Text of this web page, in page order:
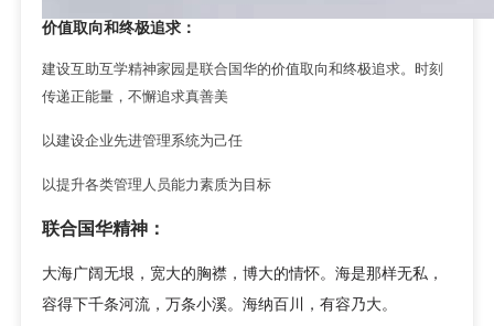
价值取向和终极追求：
建设互助互学精神家园是联合国华的价值取向和终极追求。时刻
传递正能量，不懈追求真善美
以建设企业先进管理系统为己任
以提升各类管理人员能力素质为目标
联合国华精神：
大海广阔无垠，宽大的胸襟，博大的情怀。海是那样无私，
容得下千条河流，万条小溪。海纳百川，有容乃大。